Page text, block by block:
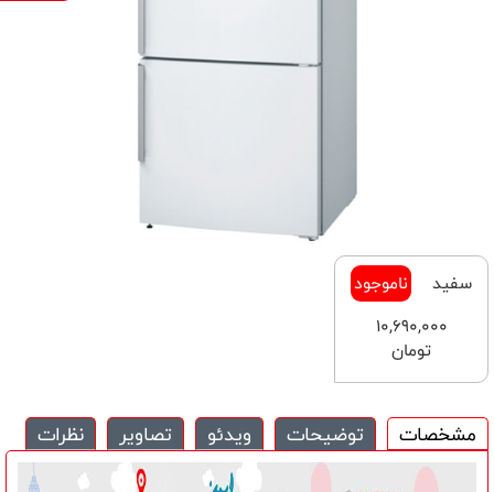
سفید
ناموجود
10,690,000
تومان
مشخصات توضیحات ویدئو تصاویر نظرات